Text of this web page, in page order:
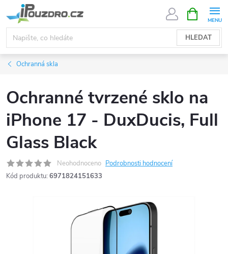
na
obsah
HLEDAT
NÁKUPNÍ
KOŠÍK
Ochranná skla
Ochranné tvrzené sklo na
iPhone 17 - DuxDucis, Full
Glass Black
Neohodnoceno Podrobnosti hodnocení
Kód produktu: 6971824151633